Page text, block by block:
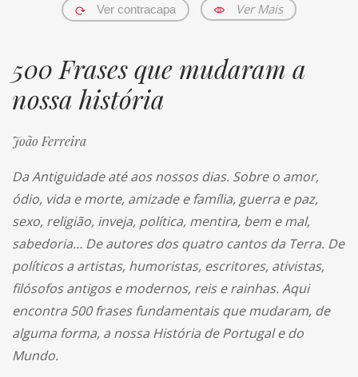
Ver contracapa Ver Mais
500 Frases que mudaram a
nossa história
João Ferreira
Da Antiguidade até aos nossos dias. Sobre o amor,
ódio, vida e morte, amizade e família, guerra e paz,
sexo, religião, inveja, política, mentira, bem e mal,
sabedoria… De autores dos quatro cantos da Terra. De
políticos a artistas, humoristas, escritores, ativistas,
filósofos antigos e modernos, reis e rainhas. Aqui
encontra 500 frases fundamentais que mudaram, de
alguma forma, a nossa História de Portugal e do
Mundo.